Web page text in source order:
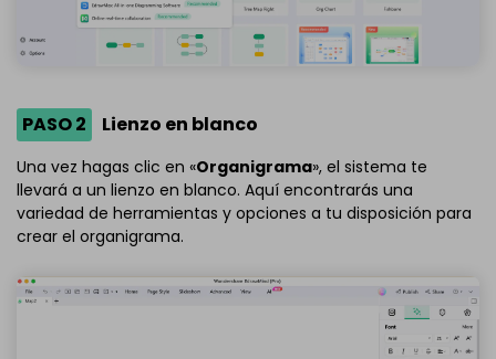
PASO 2 Lienzo en blanco
Una vez hagas clic en «Organigrama», el sistema te
llevará a un lienzo en blanco. Aquí encontrarás una
variedad de herramientas y opciones a tu disposición para
crear el organigrama.